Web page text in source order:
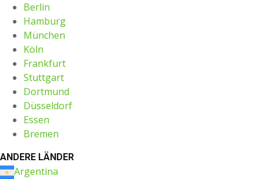
Berlin
Hamburg
München
Köln
Frankfurt
Stuttgart
Dortmund
Düsseldorf
Essen
Bremen
ANDERE LÄNDER
Argentina